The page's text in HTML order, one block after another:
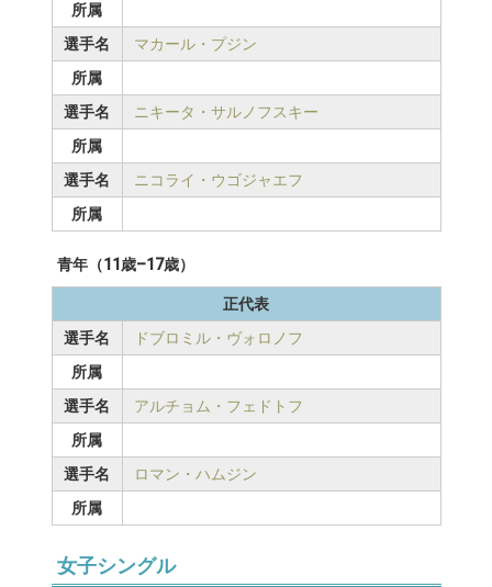
所属
選手名
マカール・プジン
所属
選手名
ニキータ・サルノフスキー
所属
選手名
ニコライ・ウゴジャエフ
所属
青年（11歳–17歳）
正代表
選手名
ドブロミル・ヴォロノフ
所属
選手名
アルチョム・フェドトフ
所属
選手名
ロマン・ハムジン
所属
女子シングル